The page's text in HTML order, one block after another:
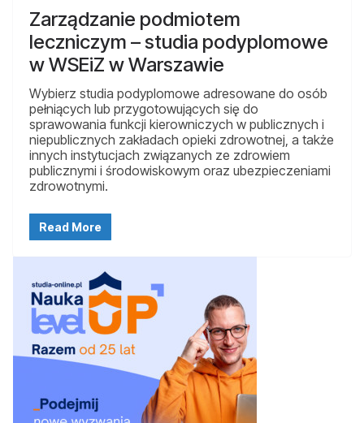
Zarządzanie podmiotem
leczniczym – studia podyplomowe
w WSEiZ w Warszawie
Wybierz studia podyplomowe adresowane do osób
pełniących lub przygotowujących się do
sprawowania funkcji kierowniczych w publicznych i
niepublicznych zakładach opieki zdrowotnej, a także
innych instytucjach związanych ze zdrowiem
publicznymi i środowiskowym oraz ubezpieczeniami
zdrowotnymi.
Read More